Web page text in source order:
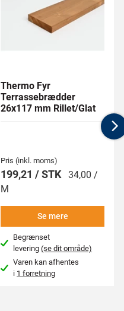
Thermo Fyr
Terrassebrædder
26x117 mm Rillet/Glat
Pris (inkl. moms)
199,21 / STK 34,00 /
M
Se mere
Begrænset
levering(se dit område)
Varen kan afhentes
i 1 forretning